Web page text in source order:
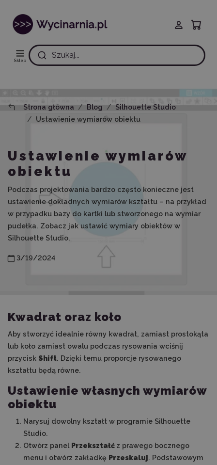
Sklep
Szukaj...
Strona główna Blog
Silhouette Studio
Ustawienie wymiarów obiektu
Ustawienie wymiarów
obiektu
Podczas projektowania bardzo często konieczne jest
ustawienie dokładnych wymiarów kształtu – na przykład
w przypadku bazy do kartki lub stworzonego na wymiar
pudełka. Zobacz jak ustawić wymiary obiektów w
Silhouette Studio.
3/19/2024
Kwadrat oraz koło
Aby stworzyć idealnie równy kwadrat, zamiast prostokąta
lub koło zamiast owalu podczas rysowania wciśnij
przycisk Shift. Dzięki temu proporcje rysowanego
kształtu będą równe.
Ustawienie własnych wymiarów
obiektu
Narysuj dowolny kształt w programie Silhouette
Studio.
Otwórz panel Przekształć z prawego bocznego
menu i otwórz zakładkę Przeskaluj. Podstawowym